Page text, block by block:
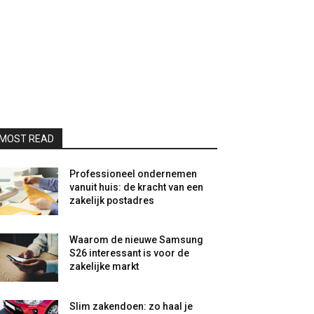
READ
Professioneel ondernemen
vanuit huis: de kracht van een
zakelijk postadres
Waarom de nieuwe Samsung
S26 interessant is voor de
zakelijke markt
Slim zakendoen: zo haal je